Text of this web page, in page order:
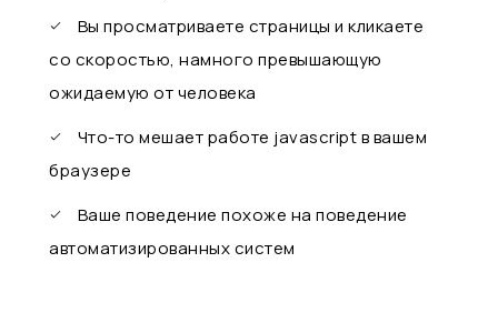
Вы просматриваете страницы и кликаете
со скоростью, намного превышающую
ожидаемую от человека
Что-то мешает работе javascript в вашем
браузере
Ваше поведение похоже на поведение
автоматизированных систем